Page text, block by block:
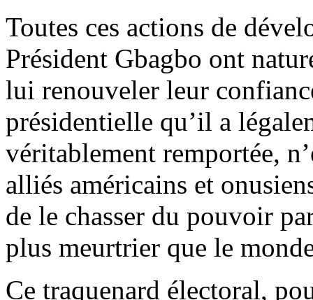
Toutes ces actions de
Président Gbagbo ont
lui renouveler leur
présidentielle qu’il a
véritablement remportée,
alliés américains et
de le chasser du pouvoir
plus meurtrier que le
Ce traquenard électoral,